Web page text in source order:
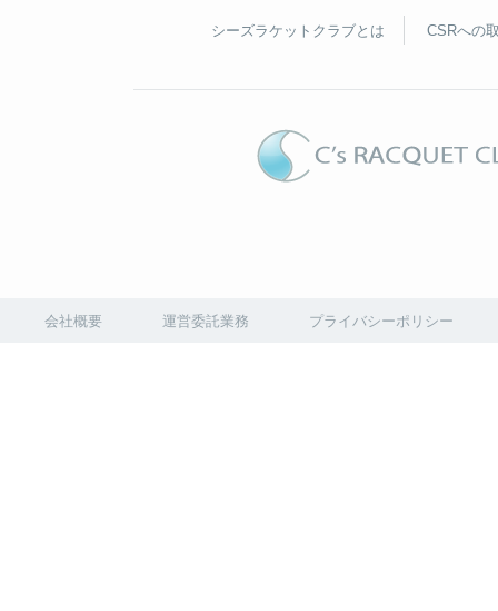
シーズラケットクラブとは CSRへの
会社概要 運営委託業務 プライバシーポリシー